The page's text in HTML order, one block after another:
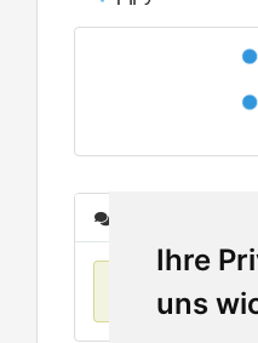
Ihre
uns
Нет данных